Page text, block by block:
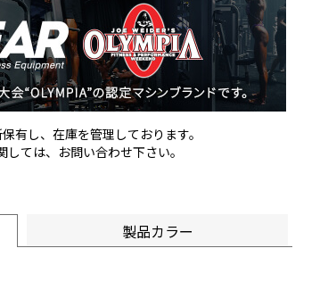
有し、在庫を管理しております。
ては、お問い合わせ下さい。
製品カラー